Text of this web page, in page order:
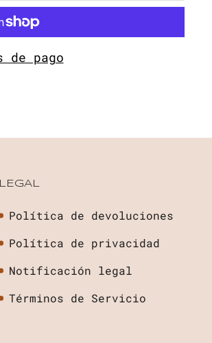
de pago
LEGAL
Política de devoluciones
Política de privacidad
Notificación legal
Términos de Servicio